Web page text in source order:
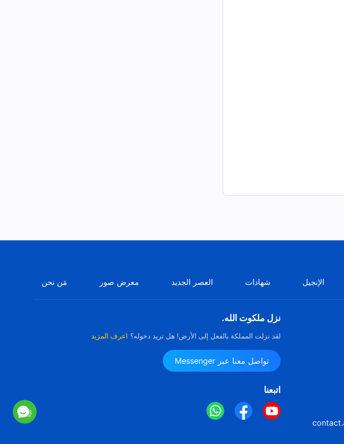
كلمات الله اليومية: معرفة الله |
اقتباس 148
10:58
كلمات الله اليومية: معرفة الله |
الإنجيل شهادات العصر الجديد معرض صور مَن نحن
نزل ملكوت الله.
لقد نزلت المملكة بالفعل إلى الأرض! هل تريد دخوله؟ اعرف المزيد
تواصل معنا عبر Messenger
اتبعنا